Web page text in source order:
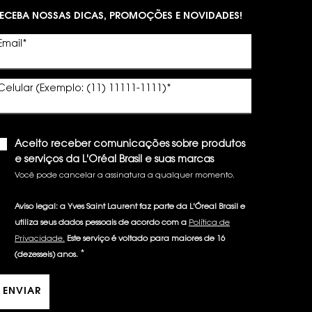
NOSSAS DICAS, PROMOÇÕES E NOVIDADES!
*
(Exemplo: (11) 11111-1111) *
Aceito receber comunicações sobre produtos
e serviços da L'Oréal Brasil e suas marcas
Você pode cancelar a assinatura a qualquer momento.​
Aviso legal: a Yves Saint Laurent faz parte da L'Óreal Brasil e
utiliza seus dados pessoais de acordo com a Política de
Privacidade. Este serviço é voltado para maiores de 16
(dezesseis) anos. *
ENVIAR